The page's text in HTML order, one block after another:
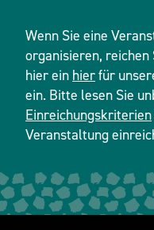
Wenn Sie eine
organisieren,
hier ein hierfür
ein. Bitte lesen Sie
Einreichungskriterien
Veranstaltung